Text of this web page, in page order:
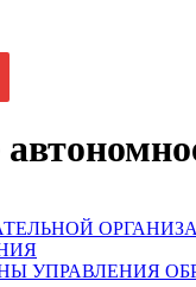
УПРАВЛЕНИЯ